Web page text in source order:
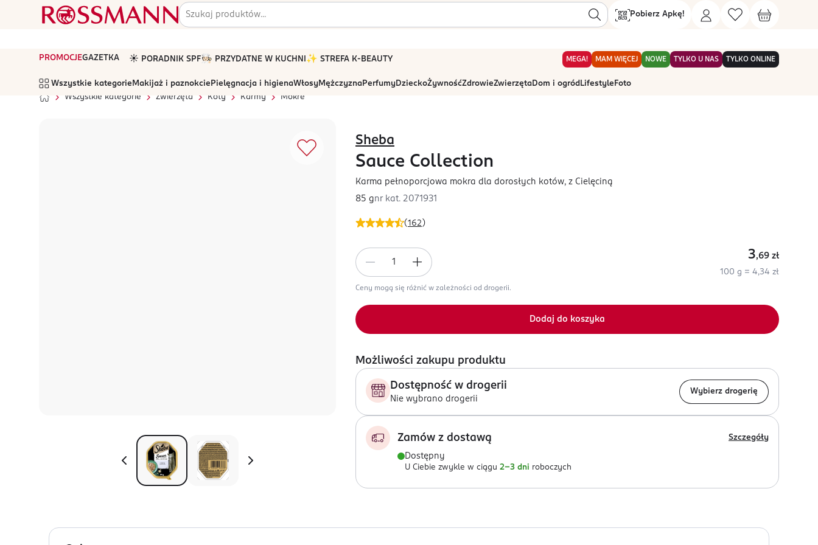
Pobierz Apkę!
PROMOCJEGAZETKA ☀️ PORADNIK SPF🧑🏻‍🍳 PRZYDATNE W KUCHNI ✨ STREFA K-BEAUTY MEGA! MAM WIĘCEJ NOWE TYLKO U NAS TYLKO ONLINE
Wszystkie kategorie Makijaż i paznokcie Pielęgnacja i higienaWłosyMężczyznaPerfumyDzieckoŻywnośćZdrowieZwierzętaDom i ogród Lifestyle Foto
Wszystkie kategorie
Zwierzęta Koty Karmy Mokre
(162 )
Sheba
Sauce Collection
Karma pełnoporcjowa mokra dla dorosłych kotów, z Cielęciną
85 gnr kat. 2071931
3,69 zł
100 g = 4,34 zł
Ceny mogą się różnić w zależności od drogerii.
Dodaj do koszyka
Możliwości zakupu produktu
Dostępność w drogerii
Nie wybrano drogerii
Wybierz drogerię
Zamów z dostawą Szczegóły
Dostępny
U Ciebie zwykle w ciągu 2-3 dni roboczych